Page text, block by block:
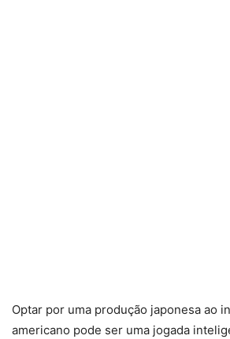
Optar por uma produção japonesa ao
americano pode ser uma jogada